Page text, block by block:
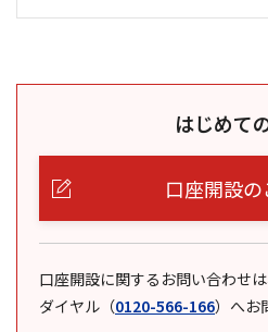
はじめて
口座開設
口座開設に関するお問い合わせ
ダイヤル （0120-566-166） へお